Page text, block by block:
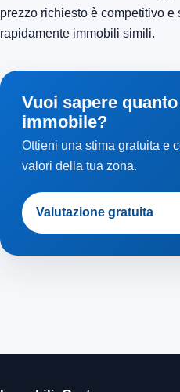
prezzo richiesto è competitivo
rapidamente immobili simili.
Vuoi sapere
immobile?
Ottieni una stima gratuita e
valori della tua zona.
Valutazione gratuita